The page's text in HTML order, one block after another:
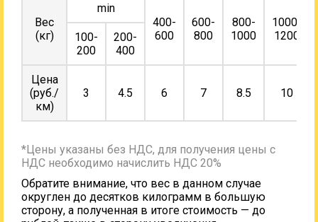
Вес
(кг)
min
400-
600
600-
800
800-
1000
1000-
1200
100-
200
200-
400
Цена
(руб./
км)
3 4.5 6 7 8.5 10
*Цены указаны без НДС, для получения цены с
НДС необходимо начислить НДС 20%
Обратите внимание, что вес в данном случае
округлен до десятков килограмм в большую
сторону, а полученная в итоге стоимость — до